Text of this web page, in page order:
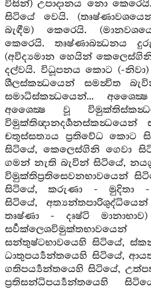
විසින්) උපාදානය නො
සිටියේ වෙයි.
බැඳීම) කෙරෙයි.
කෙරෙයි. තෘෂ්ණාබන්‍ධනය
(අවිද්‍යමාන හෙයින්
දල්වයි. විධූපනය කොට (-
ශීලස්කන්‍ධයෙන් සමන්‍විත
සමාධිස්කන්‍ධයෙන්...
අශෛක්‍ෂ වූ
විමුක්තිඥානදර්‍ශනස්කන්‍ධයෙන්
චතුස්සත්‍යය ප්‍රතිවේධ කොට
සිටියේ, කෙලෙස්ගිනි ගෙවා
ගමන් නැති බැවින් සිටියේ,
විමුක්තිප්‍රතිසෙවනභාවයෙන්
සිටියේ, කරුණා - මුදිතා -
සිටියේ,
තෘෂ්ණා - දෘෂ්ටි
සර්‍වක්ලෙශවිමුක්තභාවයෙන්
සන්තුෂ්ටභාවයෙහි සිටියේ,
ධාතුපර්‍ය්‍යන්තයෙහි සිටියේ,
ගතිපර්‍ය්‍යන්තයෙහි සිටියේ,
ප්‍රතිසන්ධිපර්‍ය්‍යන්තයෙහි